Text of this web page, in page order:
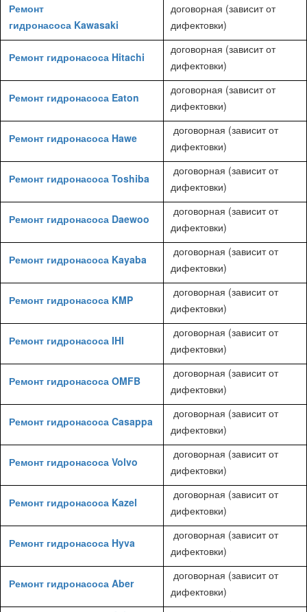
Ремонт
гидронасоса Kawasaki
договорная (зависит от
дифектовки)
Ремонт гидронасоса Hitachi
договорная (зависит от
дифектовки)
Ремонт гидронасоса Eaton
договорная (зависит от
дифектовки)
Ремонт гидронасоса Hawe
договорная (зависит от
дифектовки)
Ремонт гидронасоса Toshiba
договорная (зависит от
дифектовки)
Ремонт гидронасоса Daewoo
договорная (зависит от
дифектовки)
Ремонт гидронасоса Kayaba
договорная (зависит от
дифектовки)
Ремонт гидронасоса KMP
договорная (зависит от
дифектовки)
Ремонт гидронасоса IHI
договорная (зависит от
дифектовки)
Ремонт гидронасоса OMFB
договорная (зависит от
дифектовки)
Ремонт гидронасоса Casappa
договорная (зависит от
дифектовки)
Ремонт гидронасоса Volvo
договорная (зависит от
дифектовки)
Ремонт гидронасоса Kazel
договорная (зависит от
дифектовки)
Ремонт гидронасоса Hyva
договорная (зависит от
дифектовки)
Ремонт гидронасоса Aber
договорная (зависит от
дифектовки)